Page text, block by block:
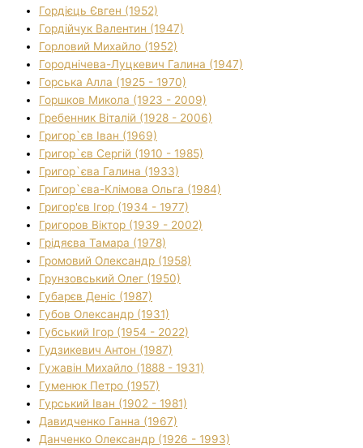
Гордієць Євген (1952)
Гордійчук Валентин (1947)
Горловий Михайло (1952)
Городнічева-Луцкевич Галина (1947)
Горська Алла (1925 - 1970)
Горшков Микола (1923 - 2009)
Гребенник Віталій (1928 - 2006)
Григор`єв Іван (1969)
Григор`єв Сергій (1910 - 1985)
Григор`єва Галина (1933)
Григор`єва-Клімова Ольга (1984)
Григор'єв Ігор (1934 - 1977)
Григоров Віктор (1939 - 2002)
Грідяєва Тамара (1978)
Громовий Олександр (1958)
Грунзовський Олег (1950)
Губарєв Деніс (1987)
Губов Олександр (1931)
Губський Ігор (1954 - 2022)
Гудзикевич Антон (1987)
Гужавін Михайло (1888 - 1931)
Гуменюк Петро (1957)
Гурський Іван (1902 - 1981)
Давидченко Ганна (1967)
Данченко Олександр (1926 - 1993)